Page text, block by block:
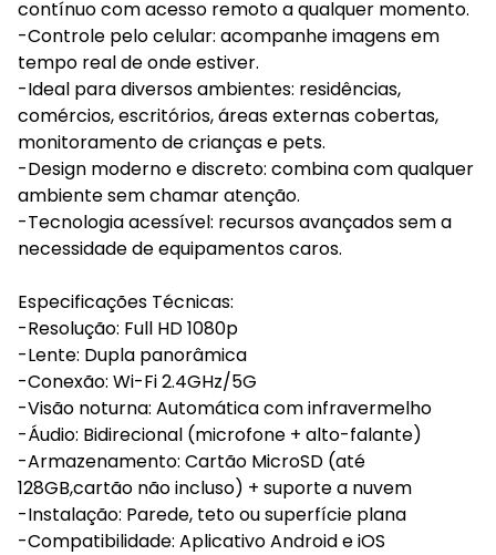
contínuo com acesso remoto a qualquer momento.
-Controle pelo celular: acompanhe imagens em
tempo real de onde estiver.
-Ideal para diversos ambientes: residências,
comércios, escritórios, áreas externas cobertas,
monitoramento de crianças e pets.
-Design moderno e discreto: combina com qualquer
ambiente sem chamar atenção.
-Tecnologia acessível: recursos avançados sem a
necessidade de equipamentos caros.
Especificações Técnicas:
-Resolução: Full HD 1080p
-Lente: Dupla panorâmica
-Conexão: Wi-Fi 2.4GHz/5G
-Visão noturna: Automática com infravermelho
-Áudio: Bidirecional (microfone + alto-falante)
-Armazenamento: Cartão MicroSD (até
128GB,cartão não incluso) + suporte a nuvem
-Instalação: Parede, teto ou superfície plana
-Compatibilidade: Aplicativo Android e iOS